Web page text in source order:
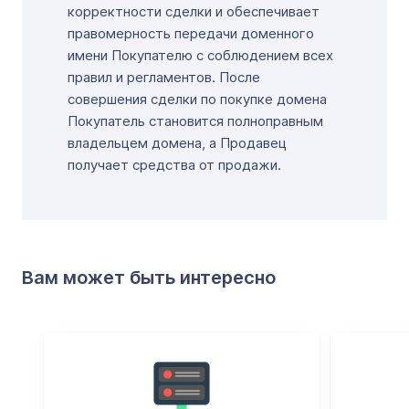
корректности сделки и обеспечивает
правомерность передачи доменного
имени Покупателю с соблюдением всех
правил и регламентов. После
совершения сделки по покупке домена
Покупатель становится полноправным
владельцем домена, а Продавец
получает средства от продажи.
Вам может быть интересно